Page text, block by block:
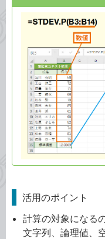
活用のポイント
計算の対象になる
文字列、論理値、